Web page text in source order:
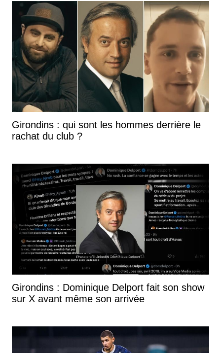
Girondins : qui sont les hommes derrière le
rachat du club ?
Girondins : Dominique Delport fait son show
sur X avant même son arrivée